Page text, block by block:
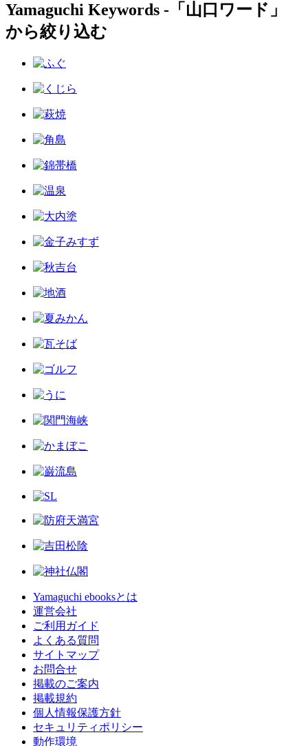
Yamaguchi Keywords ‐「山口ワード」
から絞り込む
Yamaguchi ebooksとは
運営会社
ご利用ガイド
よくある質問
サイトマップ
お問合せ
掲載のご案内
掲載規約
個人情報保護方針
セキュリティポリシー
動作環境